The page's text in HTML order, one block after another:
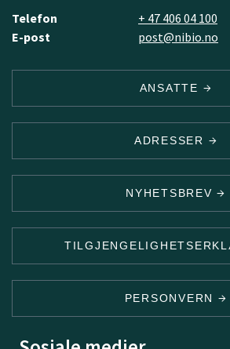
Telefon
+ 47 406 04 100
E-post
post@nibio.no
ANSATTE
ADRESSER
NYHETSBREV
PERSONVERN